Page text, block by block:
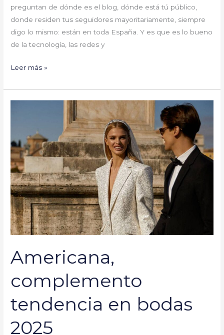
preguntan de dónde es el blog, dónde está tú público,
donde residen tus seguidores mayoritariamente, siempre
digo lo mismo: están en toda España. Y es que es lo bueno
de la tecnología, las redes y
Leer más »
Americana,
complemento
tendencia en bodas
2025
tendencia
en
bodas
2025